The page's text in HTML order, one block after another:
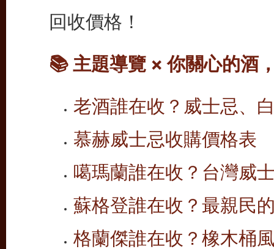
回收價格！
📚 主題導覽 × 你關心的酒
老酒誰在收？威士忌、
慕赫威士忌收購價格表
噶瑪蘭誰在收？台灣威
蘇格登誰在收？最親民
格蘭傑誰在收？橡木桶